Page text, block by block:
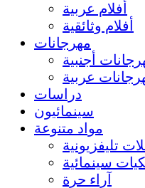
أفلام عربية
أفلام وثائقية
مهرجانات
أجنبية
عربية
دراسات
سينمائيون
مواد متنوعة
تليفزيونية
سينمائية
آراء حرة